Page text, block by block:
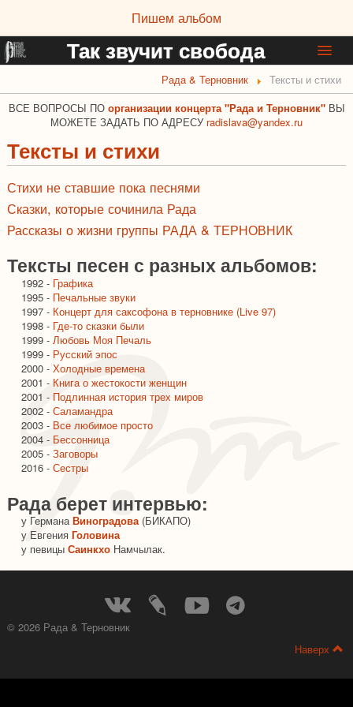
Пишем альбом
Так звучит свобода
Афиша
Информация о группе
Дискография
Фотоальбом
Музыка и видео
Тексты и стихи
Ссылки
Рада & Терновник
Тексты и стихи
ВСЕ ВОПРОСЫ ПО организации концерта "Рада и Терновник" ВЫ
МОЖЕТЕ ЗАДАТЬ ПО АДРЕСУ radislava@yandex.ru
Тексты и стихи
Стихи не ставшие пока песнями
Сказки, которые сочинила Рада
Рассказы о жизни группы РАДА & ТЕРНОВНИК
Тексты песен с разных альбомов:
1992 - Графика
1995 - Печальные звуки
1997 - Концерт для саксофона в терновнике (Live 97)
1998 - Где-то сказки были
1999 - Любовь Моя Печаль
1999 - Русский эпос
2000 - Холодные времена
2001 - Книга о жестокости женщин
2001 - Подлинная история трех миров
2002 - Саламандра
2003 - Все любимое просто
2004 - Бессонница
2005 - Заговоры
2016 - Сестры
Рада берет интервью:
у ГерманаВиноградова(БИКАПО)
у Евгения Головина
у певицы Саинкхо Намчылак.
© 2026 Рада & Терновник
Наверх